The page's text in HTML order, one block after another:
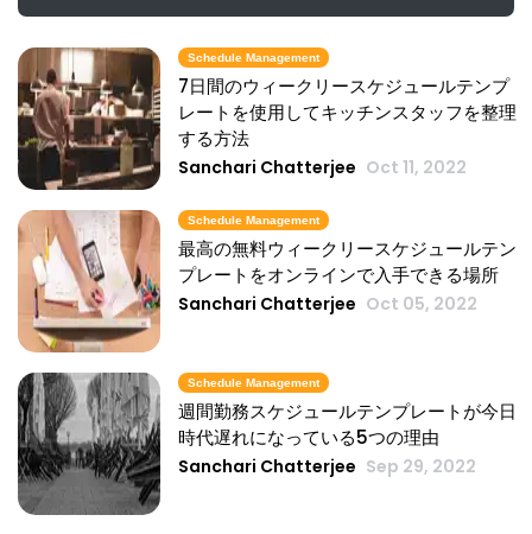
場を作るための4つの方法あなたのレスト
ランが長い間周りにいた
Michelle Jaco Oct 12, 2020
Scheduling
Michelle Jaco Oct 12, 2020
Michelle Jaco Oct 12, 2020
Schedule Management
7日間のウィークリースケジュールテンプ
レートを使用してキッチンスタッフを整理
する方法
Sanchari Chatterjee Oct 11, 2022
Schedule Management
最高の無料ウィークリースケジュールテン
プレートをオンラインで入手できる場所
Sanchari Chatterjee Oct 05, 2022
Schedule Management
週間勤務スケジュールテンプレートが今日
時代遅れになっている5つの理由
Sanchari Chatterjee Sep 29, 2022